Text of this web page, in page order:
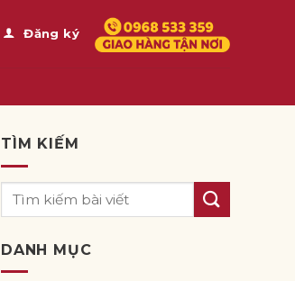
Đăng ký
TÌM KIẾM
DANH MỤC